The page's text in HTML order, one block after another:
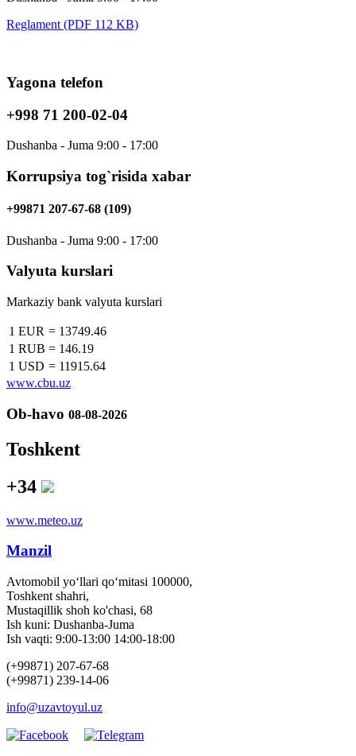
Reglament (PDF 112 KB)
Yagona telefon
+998 71 200-02-04
Dushanba - Juma 9:00 - 17:00
Korrupsiya tog`risida xabar
+99871 207-67-68 (109)
Dushanba - Juma 9:00 - 17:00
Valyuta kurslari
Markaziy bank valyuta kurslari
1 EUR = 13749.46
1 RUB = 146.19
1 USD = 11915.64
www.cbu.uz
Ob-havo 08-08-2026
Toshkent
+34
www.meteo.uz
Manzil
Avtomobil yo‘llari qo‘mitasi 100000,
Toshkent shahri,
Mustaqillik shoh ko'chasi, 68
Ish kuni: Dushanba-Juma
Ish vaqti: 9:00-13:00 14:00-18:00
(+99871) 207-67-68
(+99871) 239-14-06
info@uzavtoyul.uz